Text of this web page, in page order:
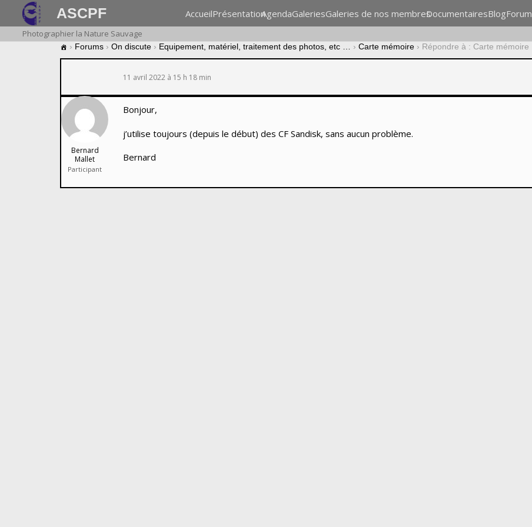
ASCPF AccueilPrésentationAgendaGaleriesGaleries de nos membresDocumentairesBlogForum
Photographier la Nature Sauvage
› Forums › On discute › Equipement, matériel, traitement des photos, etc … › Carte mémoire › Répondre à : Carte mémoire
11 avril 2022 à 15 h 18 min
Bernard
Mallet
Participant
Bonjour,
j’utilise toujours (depuis le début) des CF Sandisk, sans aucun problème.
Bernard